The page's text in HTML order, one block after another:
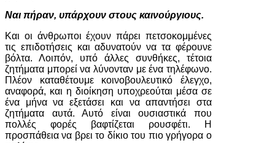
Ναι πήραν, υπάρχουν στους καινούργιους.
Και οι άνθρωποι έχουν πάρει πετσοκομμένες
τις επιδοτήσεις και αδυνατούν να τα φέρουνε
βόλτα. Λοιπόν, υπό άλλες συνθήκες, τέτοια
ζητήματα μπορεί να λύνονταν με ένα τηλέφωνο.
Πλέον καταθέτουμε κοινοβουλευτικό έλεγχο,
αναφορά, και η διοίκηση υποχρεούται μέσα σε
ένα μήνα να εξετάσει και να απαντήσει στα
ζητήματα αυτά. Αυτό είναι ουσιαστικά που
πολλές φορές βαφτίζεται ρουσφέτι. Η
προσπάθεια να βρει το δίκιο του πιο γρήγορα ο